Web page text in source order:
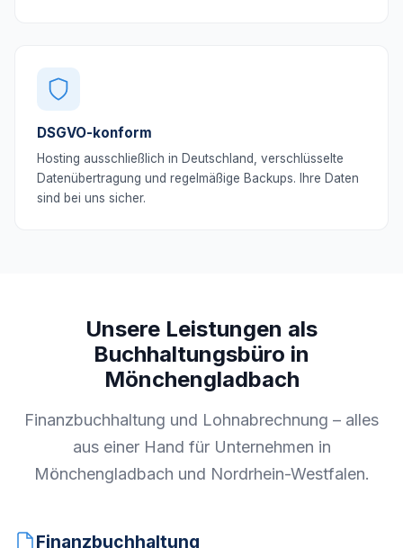
DSGVO-konform
Hosting ausschließlich in Deutschland, verschlüsselte
Datenübertragung und regelmäßige Backups. Ihre Daten
sind bei uns sicher.
Unsere Leistungen als
Buchhaltungsbüro in
Mönchengladbach
Finanzbuchhaltung und Lohnabrechnung – alles
aus einer Hand für Unternehmen in
Mönchengladbach und Nordrhein-Westfalen.
Finanzbuchhaltung